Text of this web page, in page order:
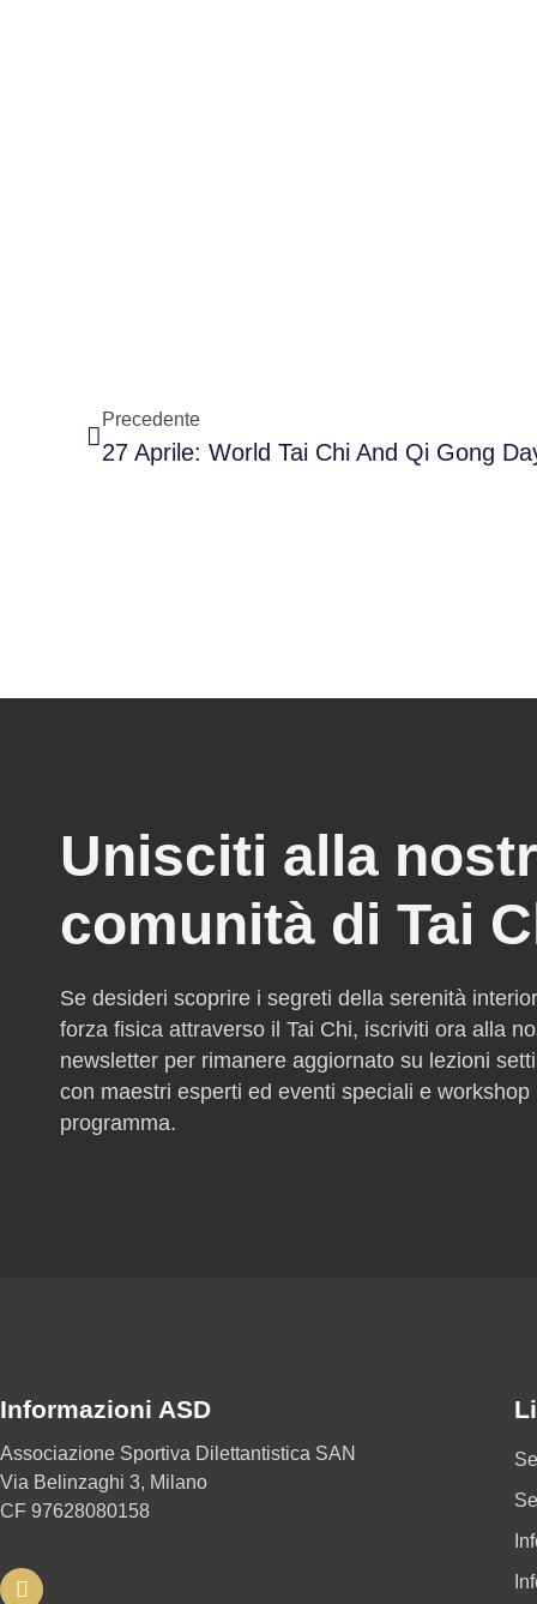
Precedente
27 Aprile: World Tai Chi And Qi Gong
Unisciti alla
comunità di Tai
Se desideri scoprire i segreti della serenità
forza fisica attraverso il Tai Chi, iscriviti ora alla
newsletter per rimanere aggiornato su lezioni
con maestri esperti ed eventi speciali e workshop
programma.
Informazioni ASD
Associazione Sportiva Dilettantistica SAN
Via Belinzaghi 3, Milano
CF 97628080158